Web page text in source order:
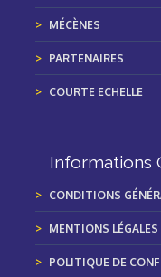
MÉCÈNES
PARTENAIRES
COURTE ECHELLE
Informations
CONDITIONS
MENTIONS LÉGALES
POLITIQUE DE